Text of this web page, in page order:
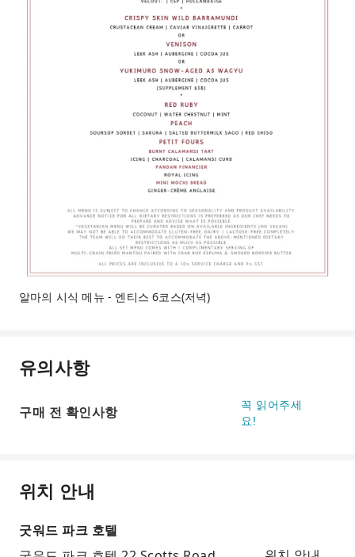
알마의 시식 메뉴 - 엔티스 6코스(저녁)
유의사항
구매 전 확인사항
꼭 읽어주세
요!
위치 안내
굿워드 파크 호텔